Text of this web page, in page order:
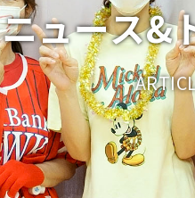
ニュース&
ARTIC